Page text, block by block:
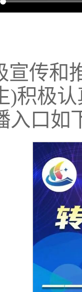
宣传和
)积极
入口如